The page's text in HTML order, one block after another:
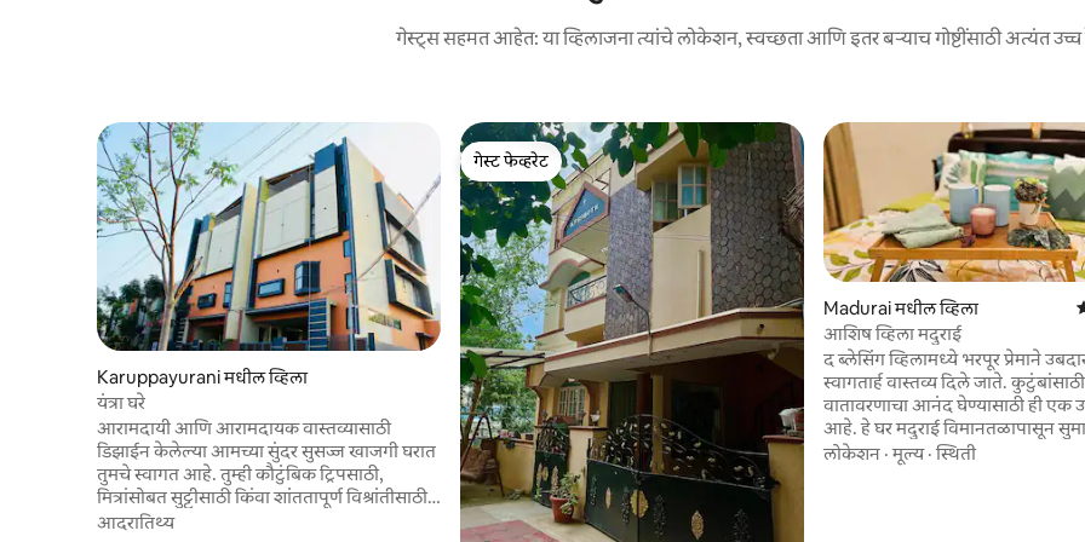
गेस्ट्स सहमत आहेत: या व्हिलाजना त्यांचे लोकेशन, स्वच्छता आणि इतर बऱ्याच गोष्टींसाठी अत्यंत
Karuppayurani मधील व्हिला
यंत्रा घरे
आरामदायी आणि आरामदायक वास्तव्यासाठी
डिझाईन केलेल्या आमच्या सुंदर सुसज्ज खाजगी घरात
तुमचे स्वागत आहे. तुम्ही कौटुंबिक ट्रिपसाठी,
मित्रांसोबत सुट्टीसाठी किंवा शांततापूर्ण विश्रांतीसाठी
मदुराईला भेट देत असाल, तर तुम्हाला घरी
आदरातिथ्य
गेस्ट फेव्हरेट
गेस्ट फेव्हरेट
Madurai मधील व्हिला
आशिष व्हिला मदुराई
द ब्लेसिंग व्हिलामध्ये भरपूर प्रेमाने
स्वागतार्ह वास्तव्य दिले जाते.
वातावरणाचा आनंद घेण्यासाठी ही एक
आहे. हे घर मदुराई विमानतळापासून
मिनिटांच्या अंतरावर, मदुराई बस
लोकेशन ·मूल्य·स्थिती